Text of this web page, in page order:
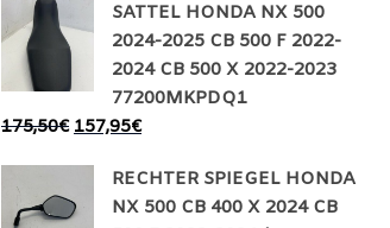
SATTEL HONDA NX 500
2024-2025 CB 500 F 2022-
2024 CB 500 X 2022-2023
77200MKPDQ1
175,50€ 157,95€
RECHTER SPIEGEL HONDA
NX 500 CB 400 X 2024 CB